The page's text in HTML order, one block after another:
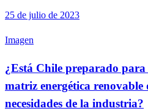
25 de julio de 2023
Imagen
¿Está Chile preparado
matriz energética renovable
necesidades de la industria?